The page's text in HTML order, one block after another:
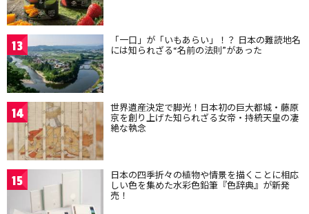
13 「一口」が「いもあらい」！？ 日本の難読地名
には知られざる“名前の法則”があった
14 世界遺産決定で脚光！日本初の巨大都城・藤原
京を創り上げた知られざる女帝・持統天皇の凄
絶な執念
15 日本の四季折々の植物や情景を描くことに相応
しい色を集めた水彩色鉛筆『色辞典』が新発
売！